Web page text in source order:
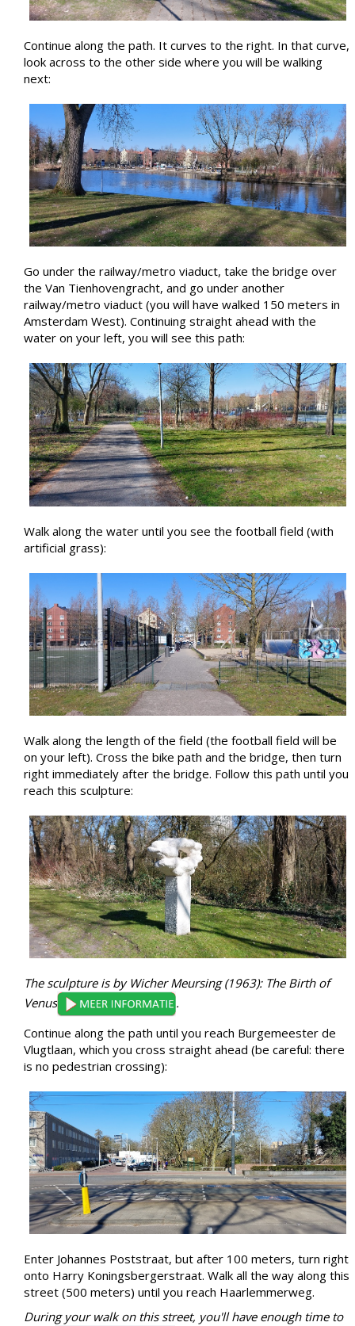
Continue along the path. It curves to the right. In that curve,
look across to the other side where you will be walking
next:
Go under the railway/metro viaduct, take the bridge over
the Van Tienhovengracht, and go under another
railway/metro viaduct (you will have walked 150 meters in
Amsterdam West). Continuing straight ahead with the
water on your left, you will see this path:
Walk along the water until you see the football field (with
artificial grass):
Walk along the length of the field (the football field will be
on your left). Cross the bike path and the bridge, then turn
right immediately after the bridge. Follow this path until you
reach this sculpture:
The sculpture is by Wicher Meursing (1963): The Birth of
Venus
.
Continue along the path until you reach Burgemeester de
Vlugtlaan, which you cross straight ahead (be careful: there
is no pedestrian crossing):
Enter Johannes Poststraat, but after 100 meters, turn right
onto Harry Koningsbergerstraat. Walk all the way along this
street (500 meters) until you reach Haarlemmerweg.
During your walk on this street, you'll have enough time to